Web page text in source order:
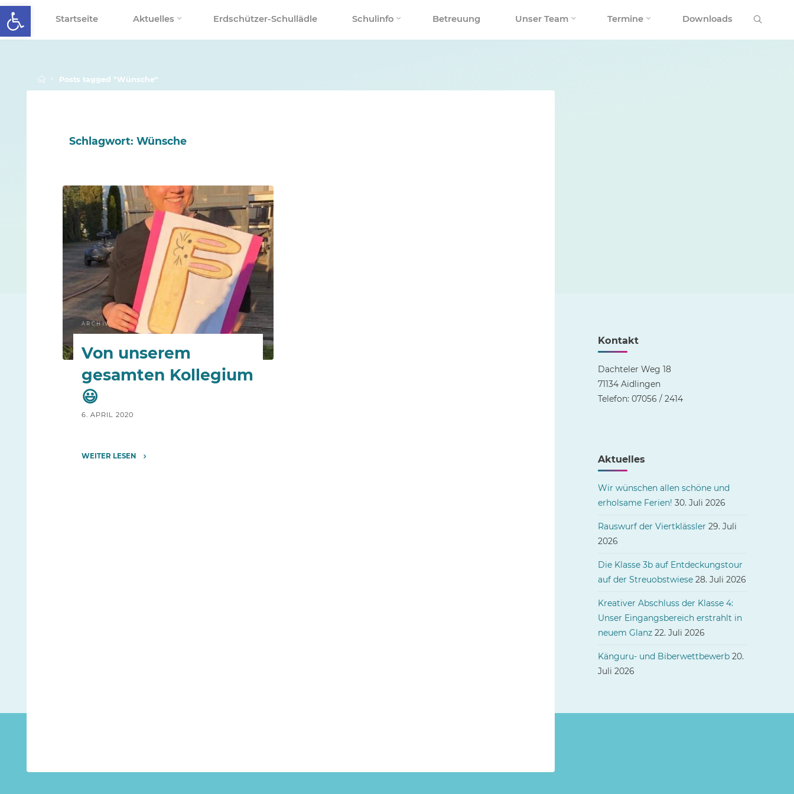
Werkzeugleiste öffnen
Skip
to
content
Startseite Aktuelles Erdschützer-Schullädle Schulinfo Betreuung Unser Team Termine Downloads
HomePosts tagged "Wünsche"
Schlagwort: Wünsche
ARCHIV
Von unserem
gesamten Kollegium
😃
6. APRIL 2020
WEITER LESEN
Kontakt
Dachteler Weg 18
71134 Aidlingen
Telefon: 07056 / 2414
Aktuelles
Wir wünschen allen schöne und
erholsame Ferien! 30. Juli 2026
Rauswurf der Viertklässler 29. Juli
2026
Die Klasse 3b auf Entdeckungstour
auf der Streuobstwiese 28. Juli 2026
Kreativer Abschluss der Klasse 4:
Unser Eingangsbereich erstrahlt in
neuem Glanz 22. Juli 2026
Känguru- und Biberwettbewerb 20.
Juli 2026